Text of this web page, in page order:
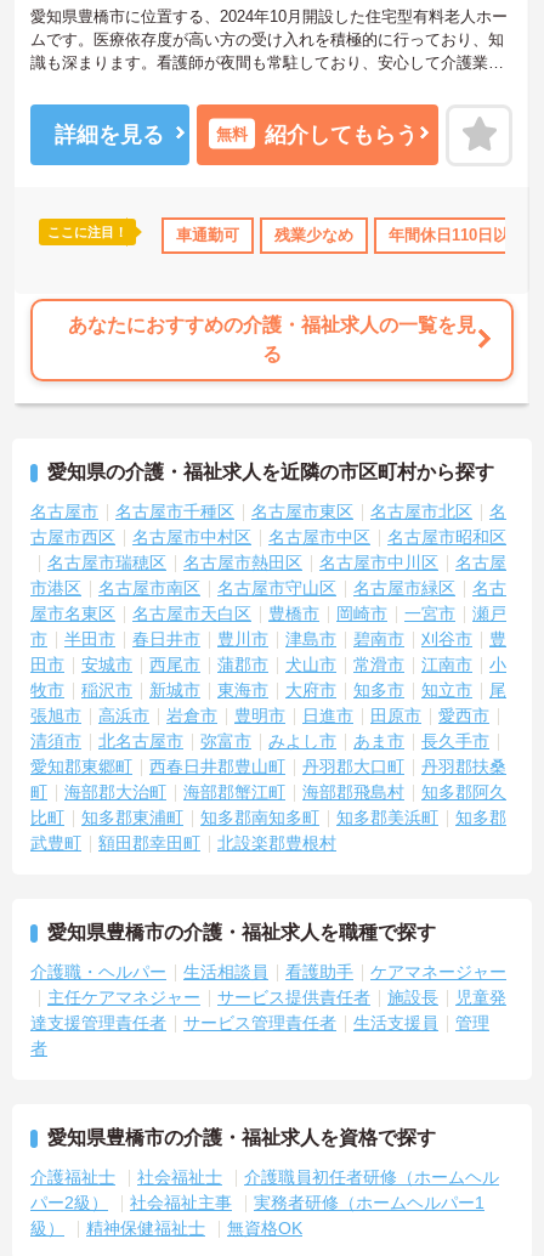
愛知県豊橋市に位置する、2024年10月開設した住宅型有料老人ホー
ムです。医療依存度が高い方の受け入れを積極的に行っており、知
識も深まります。看護師が夜間も常駐しており、安心して介護業務
ご興味をお持ちの方には詳細の情報や面接のポイントをお伝えしま
すのでお気軽にお問い合わせくださいませ。
詳細を見る 無料 紹介してもらう
ここに注目！ 車通勤可 残業少なめ 年間休日110日以上
あなたにおすすめの介護・福祉求人の一覧を見
る
愛知県の介護・福祉求人を近隣の市区町村から探す
名古屋市 名古屋市千種区 名古屋市東区 名古屋市北区
名
古屋市西区
名古屋市中村区 名古屋市中区
名古屋市昭和区
名古屋市瑞穂区
名古屋市熱田区 名古屋市中川区
名古屋
市港区
名古屋市南区 名古屋市守山区 名古屋市緑区
名古
屋市名東区
名古屋市天白区 豊橋市 岡崎市 一宮市
瀬戸
市
半田市 春日井市 豊川市 津島市 碧南市 刈谷市
豊
田市
安城市 西尾市 蒲郡市 犬山市 常滑市 江南市
小
牧市
稲沢市 新城市 東海市 大府市 知多市 知立市
尾
張旭市
高浜市 岩倉市 豊明市 日進市 田原市
愛西市
清須市
北名古屋市 弥富市 みよし市 あま市
長久手市
愛知郡東郷町
西春日井郡豊山町 丹羽郡大口町
丹羽郡扶桑
町
海部郡大治町 海部郡蟹江町 海部郡飛島村
知多郡阿久
比町
知多郡東浦町 知多郡南知多町 知多郡美浜町
知多郡
武豊町
額田郡幸田町 北設楽郡豊根村
愛知県豊橋市の介護・福祉求人を職種で探す
介護職・ヘルパー 生活相談員 看護助手
ケアマネージャー
主任ケアマネジャー
サービス提供責任者 施設長
児童発
達支援管理責任者
サービス管理責任者 生活支援員
管理
者
愛知県豊橋市の介護・福祉求人を資格で探す
介護福祉士 社会福祉士
介護職員初任者研修（ホームヘル
パー2級）
社会福祉主事
実務者研修（ホームヘルパー1
級）
精神保健福祉士 無資格OK